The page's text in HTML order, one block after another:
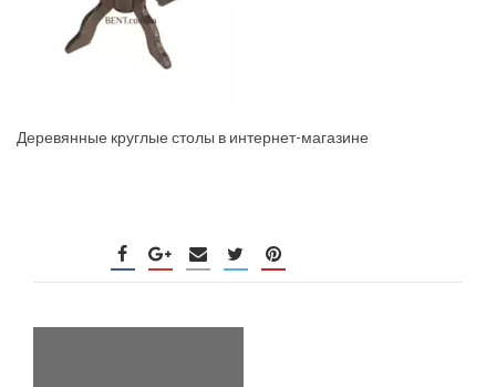
Деревянные круглые столы в интернет-магазине